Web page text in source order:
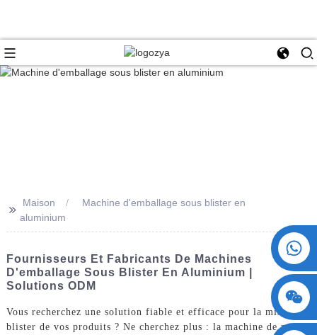
>>
Maison
Machine d'emballage sous blister en
aluminium
Fournisseurs Et Fabricants De Machines
D'emballage Sous Blister En Aluminium |
Solutions ODM
Vous recherchez une solution fiable et efficace pour la mise sous
blister de vos produits ? Ne cherchez plus : la machine de mise